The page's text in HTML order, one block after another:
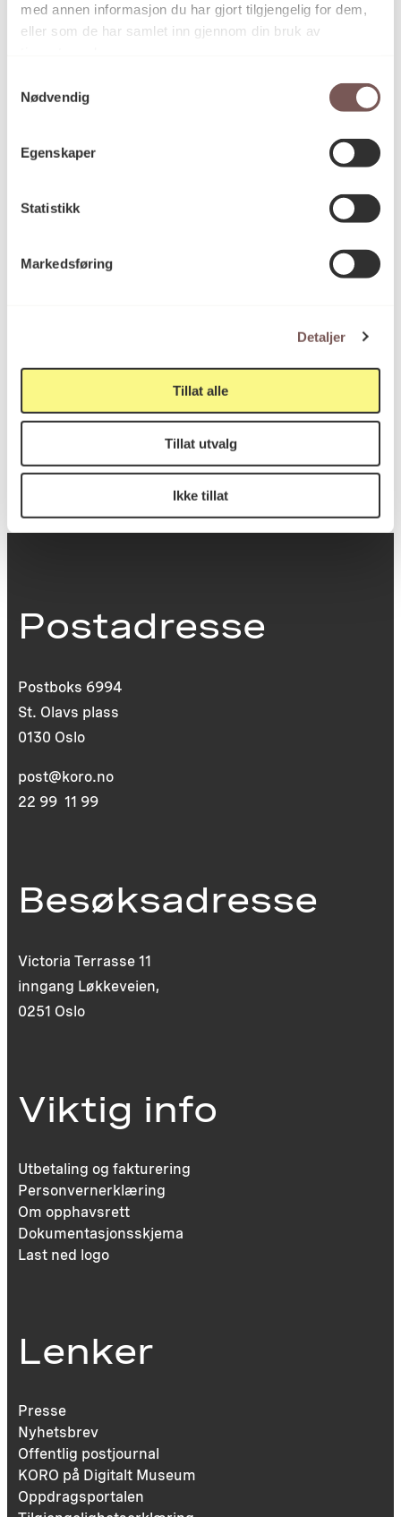
med annen informasjon du har gjort tilgjengelig for dem,
eller som de har samlet inn gjennom din bruk av
Nødvendig
Egenskaper
Statistikk
Markedsføring
Detaljer
Tillat alle
Tillat utvalg
Ikke tillat
Mål
Reference KORO.001172
Postadresse
Postboks 6994
St. Olavs plass
0130 Oslo
post@koro.no
22 99 11 99
Besøksadresse
Victoria Terrasse 11
inngang Løkkeveien,
0251 Oslo
Viktig info
Utbetaling og fakturering
Personvernerklæring
Om opphavsrett
Dokumentasjonsskjema
Last ned logo
Lenker
Presse
Nyhetsbrev
Offentlig postjournal
KORO på Digitalt Museum
Oppdragsportalen